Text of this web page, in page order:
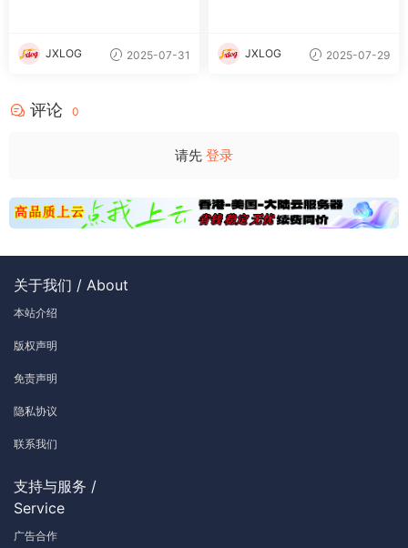
JXLOG 2025-07-31
频教程JXLOG 2025-07-29
评论 0
请先 登录
关于我们 / About
本站介绍
版权声明
免责声明
隐私协议
联系我们
支持与服务 /
Service
广告合作